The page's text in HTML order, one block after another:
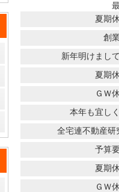
夏期
創
新年明けまし
夏期
ＧＷ
本年も宜し
全宅連不動産研
予算
夏期
ＧＷ